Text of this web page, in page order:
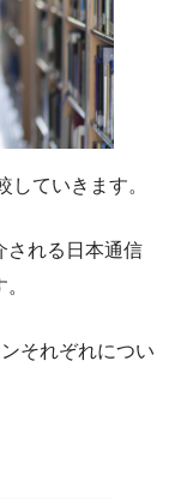
していきます。
される日本通信
それぞれについ